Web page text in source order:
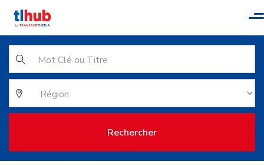
Rechercher